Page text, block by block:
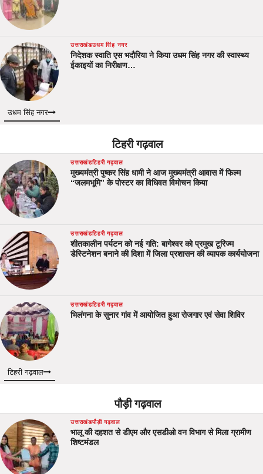
उत्तराखंडउधम सिंह नगर
निदेशक स्वाति एस भदौरिया ने किया उधम सिंह नगर की स्वास्थ्य
ईकाइयों का निरीक्षण…
उधम सिंह नगर
टिहरी गढ़वाल
उत्तराखंडटिहरी गढ़वाल
मुख्यमंत्री पुष्कर सिंह धामी ने आज मुख्यमंत्री आवास में फिल्म
“जलमभूमि” के पोस्टर का विधिवत विमोचन किया
उत्तराखंडटिहरी गढ़वाल
शीतकालीन पर्यटन को नई गति: बागेश्वर को प्रमुख टूरिज्म
डेस्टिनेशन बनाने की दिशा में जिला प्रशासन की व्यापक कार्ययोजना
उत्तराखंडटिहरी गढ़वाल
भिलंगना के सुनार गांव में आयोजित हुआ रोजगार एवं सेवा शिविर
टिहरी गढ़वाल
पौड़ी गढ़वाल
उत्तराखंडपौड़ी गढ़वाल
भालू की दहशत से डीएम और एसडीओ वन विभाग से मिला ग्रामीण
शिष्टमंडल